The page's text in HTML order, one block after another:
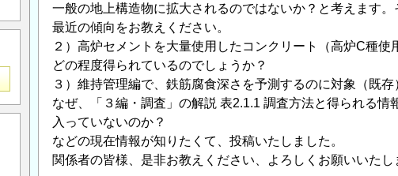
一般の地上構造物に拡大されるのではないか？と考えます
最近の傾向をお教えください。
２）高炉セメントを大量使用したコンクリート（高炉C種
どの程度得られているのでしょうか？
３）維持管理編で、鉄筋腐食深さを予測するのに対象（既
なぜ、「３編・調査」の解説 表2.1.1 調査方法と得られる
入っていないのか？
などの現在情報が知りたくて、投稿いたしました。
関係者の皆様、是非お教えください、よろしくお願いいたし